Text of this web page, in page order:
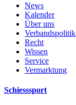
News
Kalender
Über uns
Verbandspolitik
Recht
Wissen
Service
Vermarktung
Schiesssport